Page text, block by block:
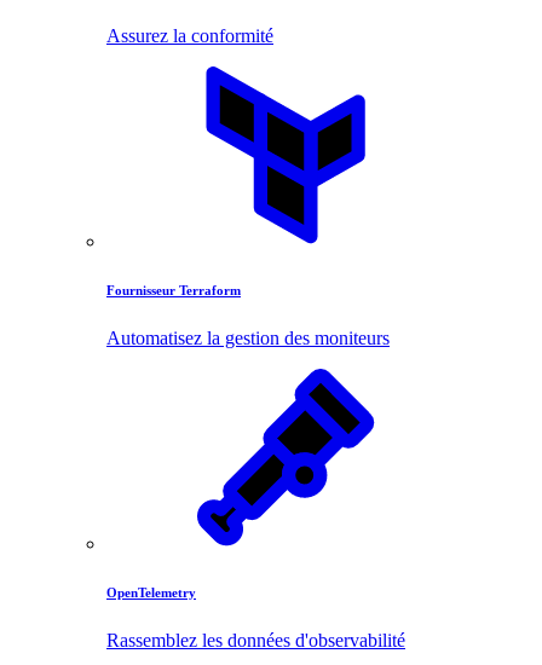
Assurez la conformité
Fournisseur Terraform
Automatisez la gestion des moniteurs
OpenTelemetry
Rassemblez les données d'observabilité